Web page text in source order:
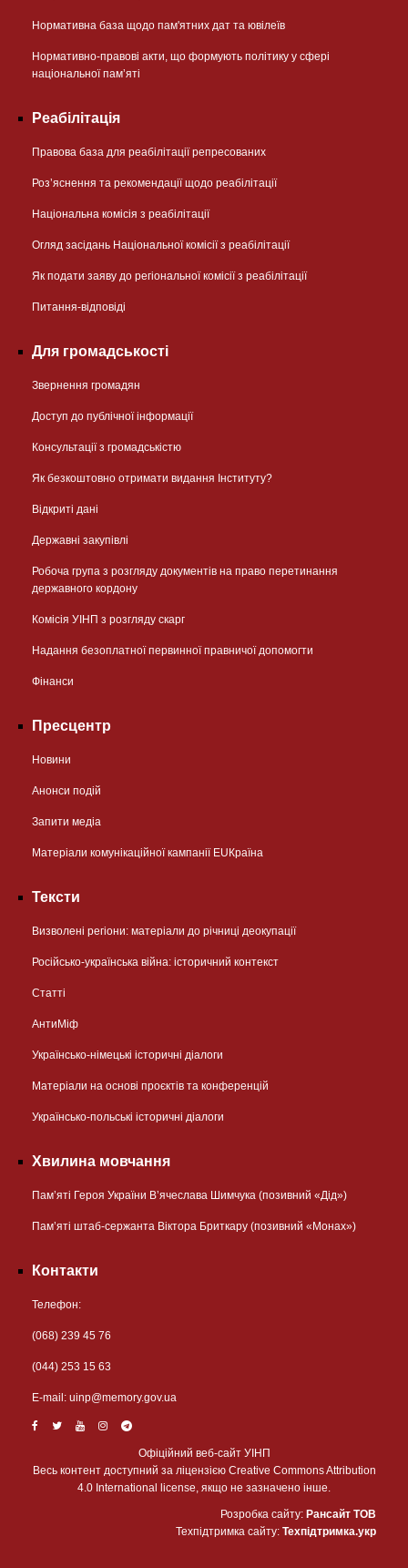
Нормативна база щодо пам'ятних дат та ювілеїв
Нормативно-правові акти, що формують політику у сфері
національної памʼяті
Реабілітація
Правова база для реабілітації репресованих
Розʼяснення та рекомендації щодо реабілітації
Національна комісія з реабілітації
Огляд засідань Національної комісії з реабілітації
Як подати заяву до регіональної комісії з реабілітації
Питання-відповіді
Для громадськості
Звернення громадян
Доступ до публічної інформації
Консультації з громадськістю
Як безкоштовно отримати видання Інституту?
Відкриті дані
Державні закупівлі
Робоча група з розгляду документів на право перетинання
державного кордону
Комісія УІНП з розгляду скарг
Надання безоплатної первинної правничої допомогти
Фінанси
Пресцентр
Новини
Анонси подій
Запити медіа
Матеріали комунікаційної кампанії EUКраїна
Тексти
Визволені регіони: матеріали до річниці деокупації
Російсько-українська війна: історичний контекст
Статті
АнтиМіф
Українсько-німецькі історичні діалоги
Матеріали на основі проєктів та конференцій
Українсько-польські історичні діалоги
Хвилина мовчання
Пам’яті Героя України В’ячеслава Шимчука (позивний «Дід»)
Пам’яті штаб-сержанта Віктора Бриткару (позивний «Монах»)
Контакти
Телефон:
(068) 239 45 76
(044) 253 15 63
Е-mail: uinp@memory.gov.ua
Офіційний веб-сайт УІНП
Весь контент доступний за ліцензією Creative Commons Attribution
4.0 International license, якщо не зазначено інше.
Розробка сайту: Рансайт ТОВ
Техпідтримка сайту: Техпідтримка.укр